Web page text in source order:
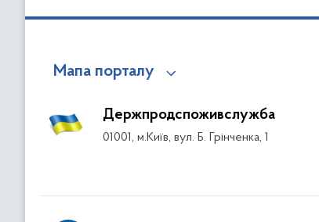
Мапа порталу
Держпродспоживслужба
01001, м.Київ, вул. Б. Грінченка, 1